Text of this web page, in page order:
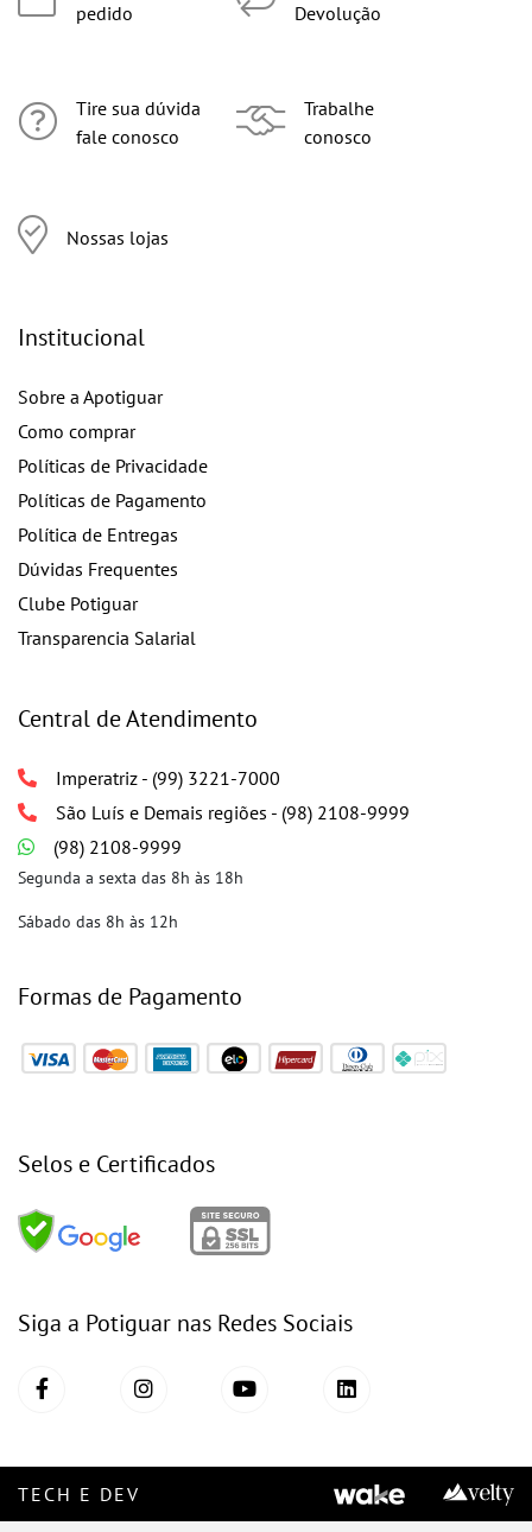
pedido
Tire sua dúvida
fale conosco
Nossas lojas
Devolução
Trabalhe
conosco
Institucional
Sobre a Apotiguar
Como comprar
Políticas de Privacidade
Políticas de Pagamento
Política de Entregas
Dúvidas Frequentes
Clube Potiguar
Transparencia Salarial
Central de Atendimento
Imperatriz - (99) 3221-7000
São Luís e Demais regiões - (98) 2108-9999
(98) 2108-9999
Segunda a sexta das 8h às 18h
Sábado das 8h às 12h
Formas de Pagamento
Selos e Certificados
Siga a Potiguar nas Redes Sociais
TECH E DEV